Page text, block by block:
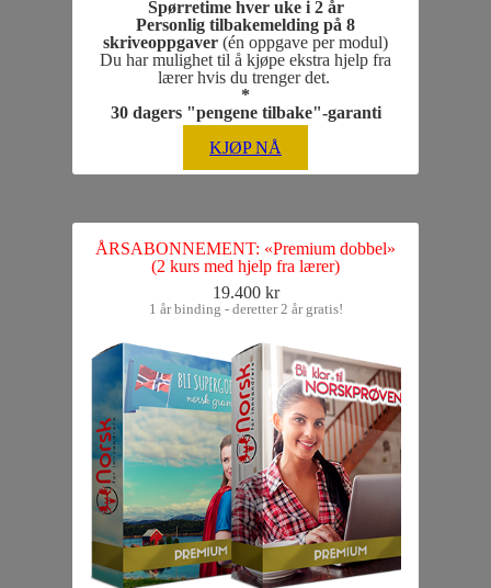
Spørretime hver uke i 2 år
Personlig tilbakemelding på 8
skriveoppgaver (én oppgave per modul)
Du har mulighet til å kjøpe ekstra hjelp fra
lærer hvis du trenger det.
*
30 dagers "pengene tilbake"-garanti
KJØP NÅ
ÅRSABONNEMENT: «Premium dobbel»
(2 kurs med hjelp fra lærer)
19.400 kr
1 år binding - deretter 2 år gratis!